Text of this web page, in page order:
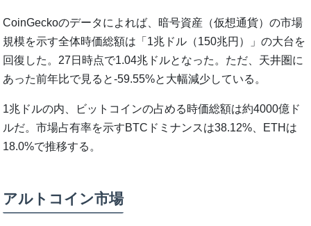
CoinGeckoのデータによれば、暗号資産（仮想通貨）の市場
規模を示す全体時価総額は「1兆ドル（150兆円）」の大台を
回復した。27日時点で1.04兆ドルとなった。ただ、天井圏に
あった前年比で見ると-59.55%と大幅減少している。
1兆ドルの内、ビットコインの占める時価総額は約4000億ド
ルだ。市場占有率を示すBTCドミナンスは38.12%、ETHは
18.0%で推移する。
アルトコイン市場